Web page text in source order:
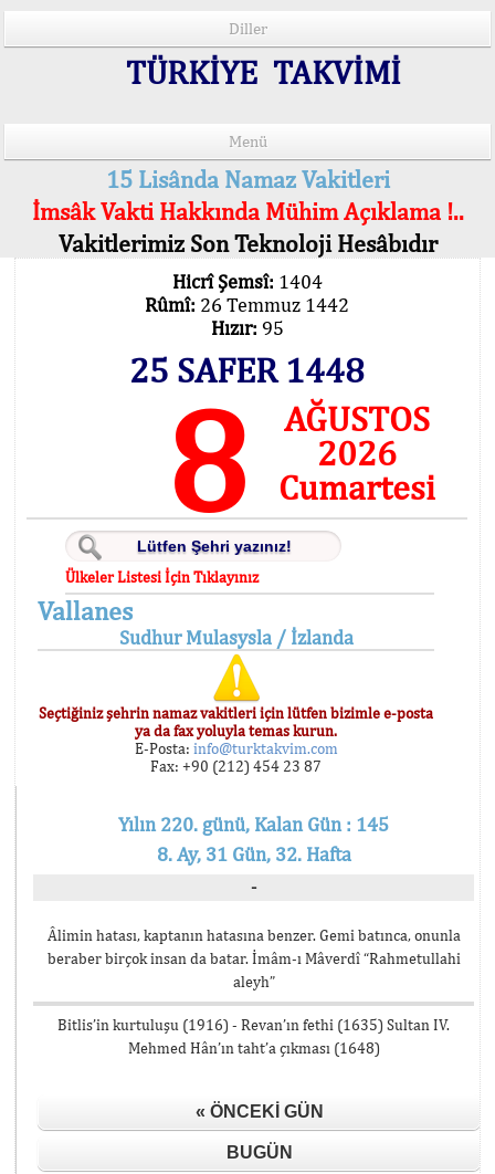
Diller
TÜRKİYE TAKVİMİ
Menü
15 Lisânda Namaz Vakitleri
İmsâk Vakti Hakkında Mühim Açıklama !..
Vakitlerimiz Son Teknoloji Hesâbıdır
Hicrî Şemsî: 1404
Rûmî: 26 Temmuz 1442
Hızır: 95
25 SAFER 1448
8
AĞUSTOS
2026
Cumartesi
Ülkeler Listesi İçin Tıklayınız
Vallanes
Sudhur Mulasysla / İzlanda
Seçtiğiniz şehrin namaz vakitleri için lütfen bizimle e-posta
ya da fax yoluyla temas kurun.
E-Posta: info@turktakvim.com
Fax: +90 (212) 454 23 87
Yılın 220. günü, Kalan Gün : 145
8. Ay, 31 Gün, 32. Hafta
-
Âlimin hatası, kaptanın hatasına benzer. Gemi batınca, onunla
beraber birçok insan da batar. İmâm-ı Mâverdî “Rahmetullahi
aleyh”
Bitlis’in kurtuluşu (1916) - Revan’ın fethi (1635) Sultan IV.
Mehmed Hân’ın taht’a çıkması (1648)
« ÖNCEKI GÜN
BUGÜN